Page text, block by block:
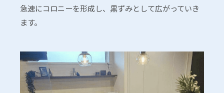
急速にコロニーを形成し、黒ずみとして広がっていき
ます。